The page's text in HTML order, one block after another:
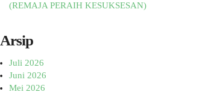
(REMAJA PERAIH KESUKSESAN)
Arsip
Juli 2026
Juni 2026
Mei 2026